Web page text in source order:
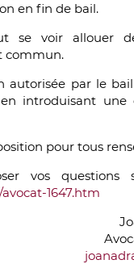
en fin de bail.
se voir allouer
commun.
autorisée par le
introduisant une
pour tous
vos questions
1647.htm